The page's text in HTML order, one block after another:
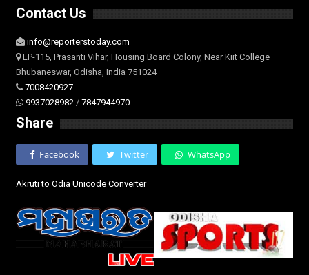
Contact Us
info@reporterstoday.com
LP-115, Prasanti Vihar, Housing Board Colony, Near Kiit College
Bhubaneswar, Odisha, India 751024
7008420927
9937028982 / 7847944970
Share
Facebook Twitter WhatsApp
Akruti to Odia Unicode Converter